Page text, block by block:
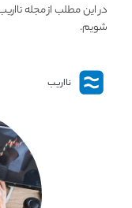
در این مطلب از مجله
شویم.
نااریب